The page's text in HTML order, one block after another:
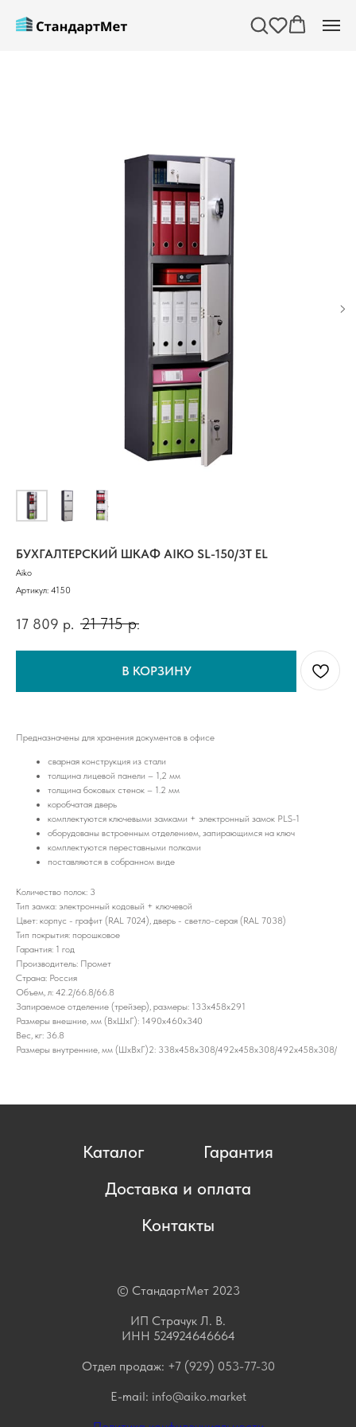
БУХГАЛТЕРСКИЙ ШКАФ AIKO SL-150/3T EL
Aiko
Артикул: 4150
17 809 р. 21 715 р.
В КОРЗИНУ
Предназначены для хранения документов в офисе
сварная конструкция из стали
толщина лицевой панели – 1,2 мм
толщина боковых стенок – 1.2 мм
коробчатая дверь
комплектуются ключевыми замками + электронный замок PLS-1
оборудованы встроенным отделением, запирающимся на ключ
комплектуются переставными полками
поставляются в собранном виде
Количество полок: 3
Тип замка: электронный кодовый + ключевой
Цвет: корпус - графит (RAL 7024), дверь - светло-серая (RAL 7038)
Тип покрытия: порошковое
Гарантия: 1 год
Производитель: Промет
Страна: Россия
Объем, л: 42.2/66.8/66.8
Запираемое отделение (трейзер), размеры: 133x458x291
Размеры внешние, мм (ВхШхГ): 1490x460x340
Вес, кг: 36.8
Размеры внутренние, мм (ШхВхГ)2: 338x458x308/492x458x308/492x458x308/
Каталог
Гарантия
Доставка и оплата
Контакты
© СтандартМет 2023
ИП Страчук Л. В.
ИНН 524924646664
Отдел продаж: +7 (929) 053-77-30
E-mail: info@aiko.market